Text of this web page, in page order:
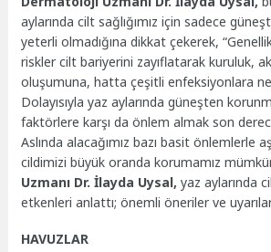
aylarında cilt sağlığımız için sadece
yeterli olmadığına dikkat çekerek,
riskler cilt bariyerini zayıflatarak kuruluk,
oluşumuna, hatta çeşitli enfeksiyonlara
Dolayısıyla yaz aylarında güneşten
faktörlere karşı da önlem almak son
Aslında alacağımız bazı basit önlemlerle
cildimizi büyük oranda korumamız
Uzmanı Dr. İlayda Uysal,yaz aylarında
etkenleri anlattı; önemli öneriler ve
HAVUZLAR